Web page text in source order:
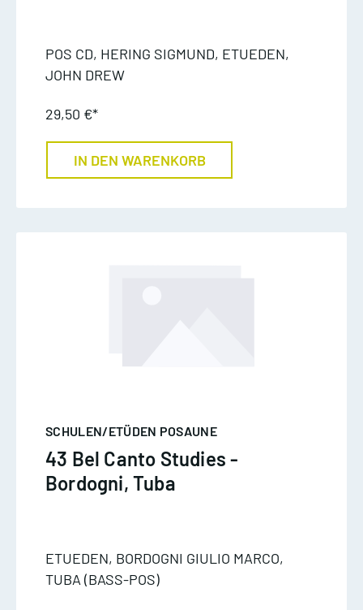
POS CD, HERING SIGMUND, ETUEDEN,
JOHN DREW
29,50 €*
IN DEN WARENKORB
SCHULEN/ETÜDEN POSAUNE
43 Bel Canto Studies -
Bordogni, Tuba
ETUEDEN, BORDOGNI GIULIO MARCO,
TUBA (BASS-POS)